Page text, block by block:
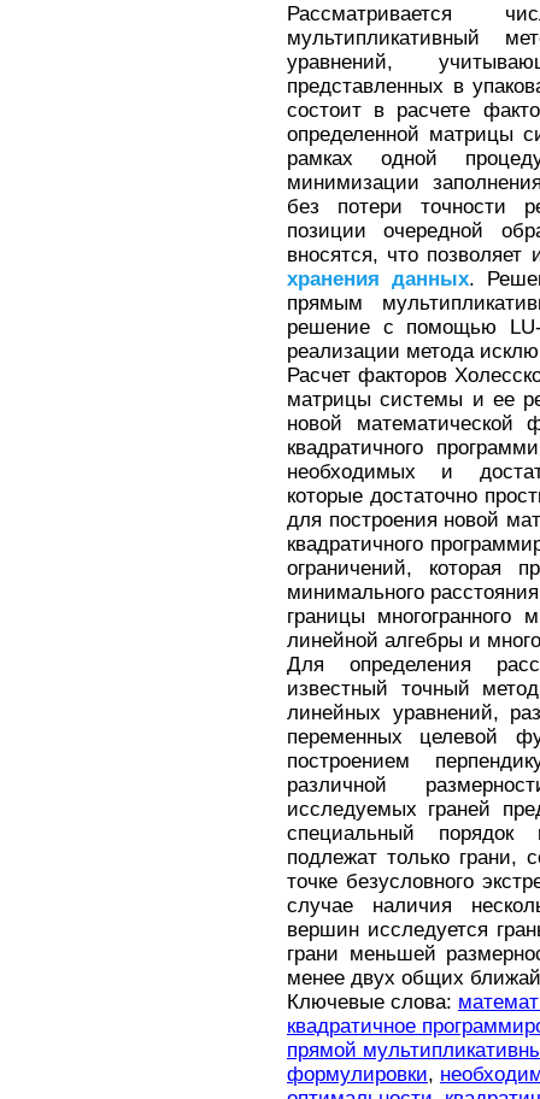
Рассматривается
мультипликативный
уравнений,
представленных в
состоит в расчете
определенной матрицы
рамках одной
минимизации
без потери точности
позиции очередной
вносятся, что позволяет
хранения данных.
прямым
решение с помощью LU-
реализации метода
Расчет факторов
матрицы системы и ее
новой математической
квадратичного
необходимых и
которые достаточно
для построения новой
квадратичного
ограничений, которая
минимального
границы многогранного
линейной алгебры и
Для определения
известный точный
линейных уравнений,
переменных целевой
построением
различной
исследуемых граней
специальный порядок
подлежат только
точке безусловного
случае наличия
вершин исследуется
грани меньшей
менее двух общих
Ключевые слова:
квадратичное
прямой
формулировки,